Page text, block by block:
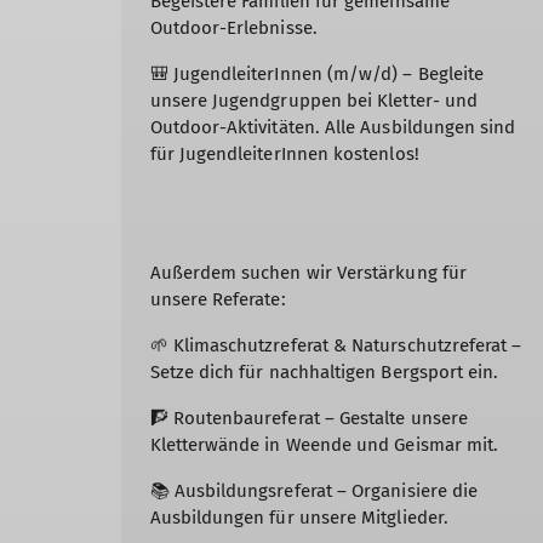
Outdoor-Erlebnisse.
🎒 JugendleiterInnen (m/w/d) – Begleite
unsere Jugendgruppen bei Kletter- und
Outdoor-Aktivitäten. Alle Ausbildungen sind
für JugendleiterInnen kostenlos!
Außerdem suchen wir Verstärkung für
unsere Referate:
🌱 Klimaschutzreferat & Naturschutzreferat –
Setze dich für nachhaltigen Bergsport ein.
🧗 Routenbaureferat – Gestalte unsere
Kletterwände in Weende und Geismar mit.
📚 Ausbildungsreferat – Organisiere die
Ausbildungen für unsere Mitglieder.